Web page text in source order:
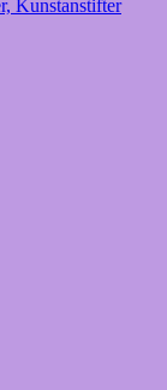
Kunstanstifter